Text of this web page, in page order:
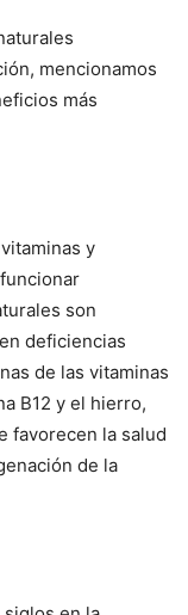
mencionamos
más
y
son
deficiencias
de las vitaminas
B12 y el hierro,
favorecen la salud
de la